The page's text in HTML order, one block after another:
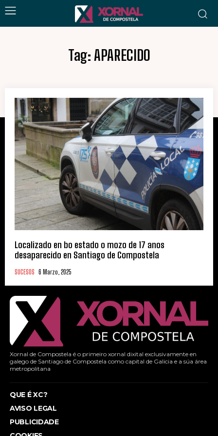
Tag: APARECIDO
Localizado en bo estado o mozo de 17 anos
desaparecido en Santiago de Compostela
SUCESOS 6 Marzo, 2025
Xornal de Compostela é o primeiro xornal dixital exclusivamente en
galego de Santiago de Compostela como capital de Galicia e a súa área
metropolitana
QUE É XC?
AVISO LEGAL
PUBLICIDADE